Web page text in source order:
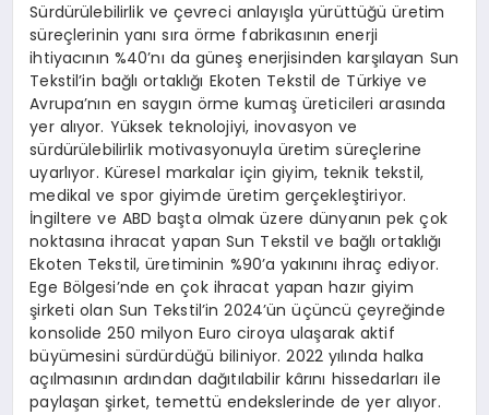
Sürdürülebilirlik ve çevreci anlayışla yürüttüğü üretim
süreçlerinin yanı sıra örme fabrikasının enerji
ihtiyacının %40’nı da güneş enerjisinden karşılayan Sun
Tekstil’in bağlı ortaklığı Ekoten Tekstil de Türkiye ve
Avrupa’nın en saygın örme kumaş üreticileri arasında
yer alıyor. Yüksek teknolojiyi, inovasyon ve
sürdürülebilirlik motivasyonuyla üretim süreçlerine
uyarlıyor. Küresel markalar için giyim, teknik tekstil,
medikal ve spor giyimde üretim gerçekleştiriyor.
İngiltere ve ABD başta olmak üzere dünyanın pek çok
noktasına ihracat yapan Sun Tekstil ve bağlı ortaklığı
Ekoten Tekstil, üretiminin %90’a yakınını ihraç ediyor.
Ege Bölgesi’nde en çok ihracat yapan hazır giyim
şirketi olan Sun Tekstil’in 2024’ün üçüncü çeyreğinde
konsolide 250 milyon Euro ciroya ulaşarak aktif
büyümesini sürdürdüğü biliniyor. 2022 yılında halka
açılmasının ardından dağıtılabilir kârını hissedarları ile
paylaşan şirket, temettü endekslerinde de yer alıyor.